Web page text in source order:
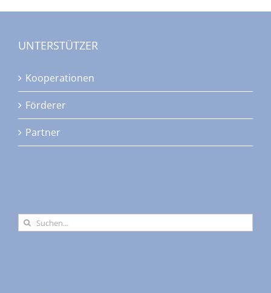
UNTERSTÜTZER
Kooperationen
Förderer
Partner
Suche
nach: